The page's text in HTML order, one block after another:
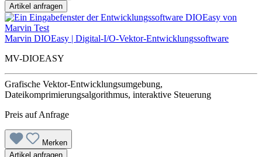
Artikel anfragen
Marvin DIOEasy | Digital-I/O-Vektor-Entwicklungssoftware
MV-DIOEASY
Grafische Vektor-Entwicklungsumgebung,
Dateikomprimierungsalgorithmus, interaktive Steuerung
Preis auf Anfrage
Merken
Artikel anfragen